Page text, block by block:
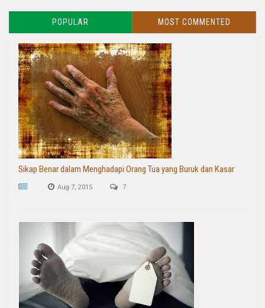
POPULAR MOST COMMENTED
Sikap Benar dalam Menghadapi Orang Tua yang Buruk dan Kasar
Aug 7, 2015 7